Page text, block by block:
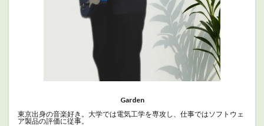
Garden
東京出身の音楽好き。大学では電気工学を専攻し、仕事ではソフトウェ
ア製品の評価に従事。